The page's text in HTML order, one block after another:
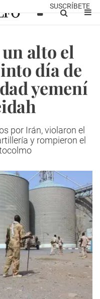
SUSCRÍBETE
alto el
día de
yemení
por Irán, violaron el
y rompieron el